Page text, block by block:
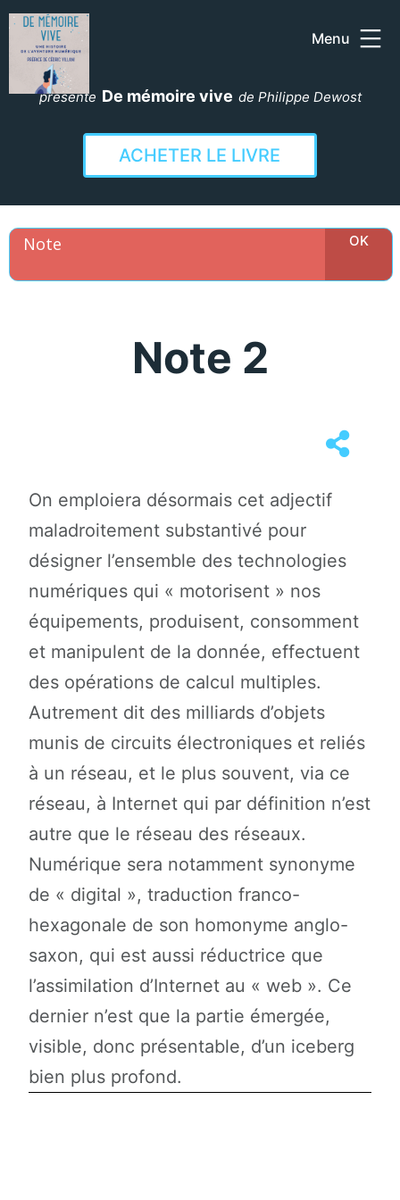
Aller
contenu
Menu
présente De mémoire vive de Philippe Dewost
ACHETER LE LIVRE
Note 2
On emploiera désormais cet adjectif
maladroitement substantivé pour
désigner l’ensemble des technologies
numériques qui « motorisent » nos
équipements, produisent, consomment
et manipulent de la donnée, effectuent
des opérations de calcul multiples.
Autrement dit des milliards d’objets
munis de circuits électroniques et reliés
à un réseau, et le plus souvent, via ce
réseau, à Internet qui par définition n’est
autre que le réseau des réseaux.
Numérique sera notamment synonyme
de « digital », traduction franco-
hexagonale de son homonyme anglo-
saxon, qui est aussi réductrice que
l’assimilation d’Internet au « web ». Ce
dernier n’est que la partie émergée,
visible, donc présentable, d’un iceberg
bien plus profond.